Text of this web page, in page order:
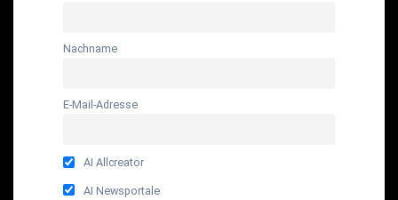
Nachname
E-Mail-Adresse
AI Allcreator
AI Newsportale